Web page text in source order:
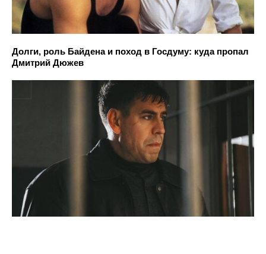
Долги, роль Байдена и поход в Госдуму: куда пропал
Дмитрий Дюжев